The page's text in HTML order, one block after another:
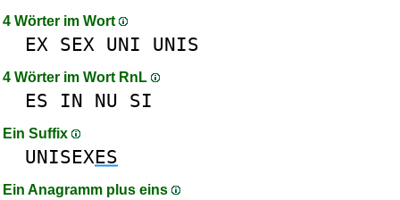
4 Wörter im Wort
EX SEX UNI UNIS
4 Wörter im Wort RnL
ES IN NU SI
Ein Suffix
UNISEXES
Ein Anagramm plus eins